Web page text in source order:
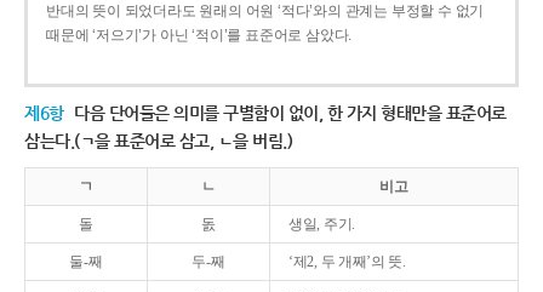
반대의 뜻이 되었더라도 원래의 어원 ‘적다’와의 관계는 부정할 수 없기
때문에 ‘저으기’가 아닌 ‘적이’를 표준어로 삼았다.
제6항 다음 단어들은 의미를 구별함이 없이, 한 가지 형태만을 표준어로
삼는다.(ㄱ을 표준어로 삼고, ㄴ을 버림.)
ㄱ ㄴ 비고
돌 돐 생일, 주기.
둘-째 두-째 ‘제2, 두 개째’의 뜻.